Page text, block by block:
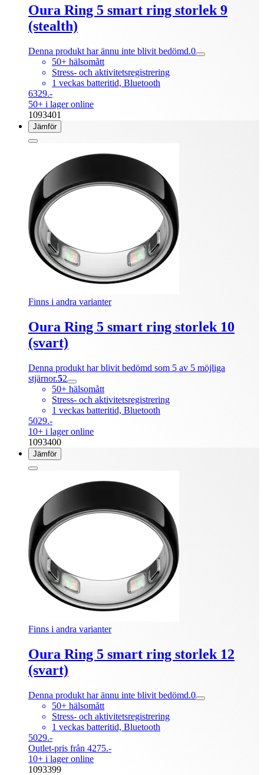
Oura Ring 5 smart ring storlek 9
(stealth)
Denna produkt har ännu inte blivit bedömd.0
50+ hälsomått
Stress- och aktivitetsregistrering
1 veckas batteritid, Bluetooth
6329.-
50+ i lager online
1093401
Jämför
Finns i andra varianter
Oura Ring 5 smart ring storlek 10
(svart)
Denna produkt har blivit bedömd som 5 av 5 möjliga
stjärnor.52
50+ hälsomått
Stress- och aktivitetsregistrering
1 veckas batteritid, Bluetooth
5029.-
10+ i lager online
1093400
Jämför
Finns i andra varianter
Oura Ring 5 smart ring storlek 12
(svart)
Denna produkt har ännu inte blivit bedömd.0
50+ hälsomått
Stress- och aktivitetsregistrering
1 veckas batteritid, Bluetooth
5029.-
Outlet-pris från 4275.-
10+ i lager online
1093399